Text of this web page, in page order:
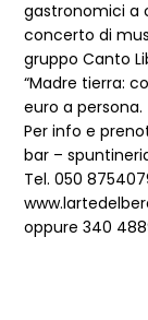
gastronomici a
concerto di
gruppo Canto
“Madre tierra:
euro a persona.
Per info e
bar –
Tel. 050
oppure 340